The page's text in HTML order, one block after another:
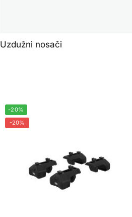
Uzdužni nosači
-20%
-20%